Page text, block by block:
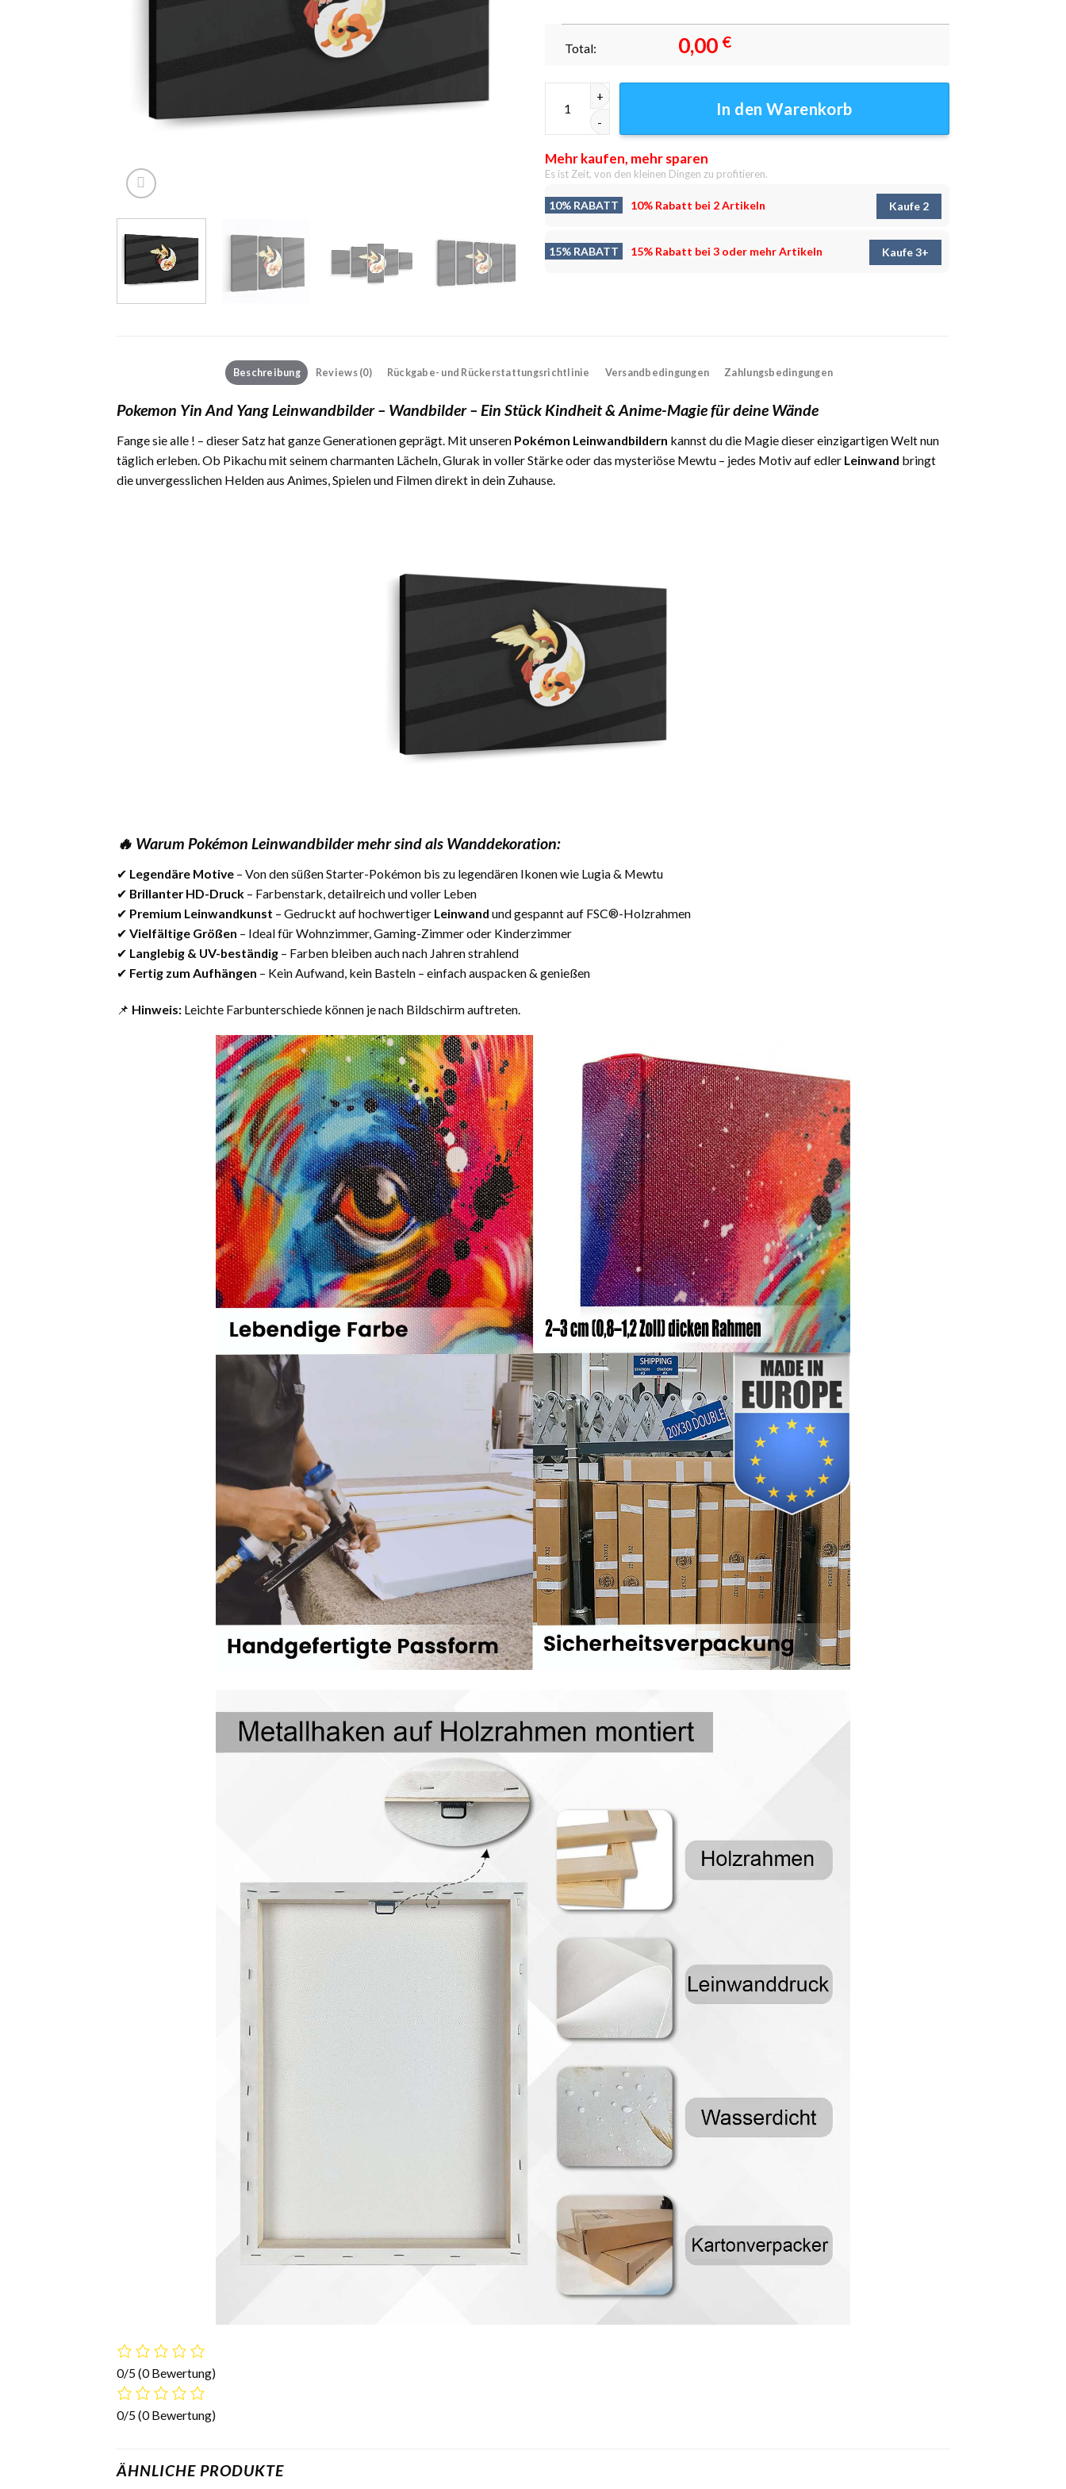
Total: 0,00 €
Pokemon Yin And Yang Leinwandbilder – Wandbilder Menge
In den Warenkorb
Mehr kaufen, mehr sparen
Es ist Zeit, von den kleinen Dingen zu profitieren.
10% RABATT 10% Rabatt bei 2 Artikeln Kaufe 2
15% RABATT 15% Rabatt bei 3 oder mehr Artikeln Kaufe 3+
Beschreibung Reviews (0) Rückgabe- und Rückerstattungsrichtlinie Versandbedingungen Zahlungsbedingungen
Pokemon Yin And Yang Leinwandbilder – Wandbilder – Ein Stück Kindheit & Anime-Magie für deine Wände
Fange sie alle ! – dieser Satz hat ganze Generationen geprägt. Mit unseren Pokémon Leinwandbildern kannst du die Magie dieser einzigartigen Welt nun
täglich erleben. Ob Pikachu mit seinem charmanten Lächeln, Glurak in voller Stärke oder das mysteriöse Mewtu – jedes Motiv auf edler Leinwand bringt
die unvergesslichen Helden aus Animes, Spielen und Filmen direkt in dein Zuhause.
🔥 Warum Pokémon Leinwandbilder mehr sind als Wanddekoration:
✔ Legendäre Motive – Von den süßen Starter-Pokémon bis zu legendären Ikonen wie Lugia & Mewtu
✔ Brillanter HD-Druck – Farbenstark, detailreich und voller Leben
✔ Premium Leinwandkunst – Gedruckt auf hochwertiger Leinwand und gespannt auf FSC®-Holzrahmen
✔ Vielfältige Größen – Ideal für Wohnzimmer, Gaming-Zimmer oder Kinderzimmer
✔ Langlebig & UV-beständig – Farben bleiben auch nach Jahren strahlend
✔ Fertig zum Aufhängen – Kein Aufwand, kein Basteln – einfach auspacken & genießen
📌 Hinweis: Leichte Farbunterschiede können je nach Bildschirm auftreten.
0/5(0 Bewertung)
0/5(0 Bewertung)
ÄHNLICHE PRODUKTE